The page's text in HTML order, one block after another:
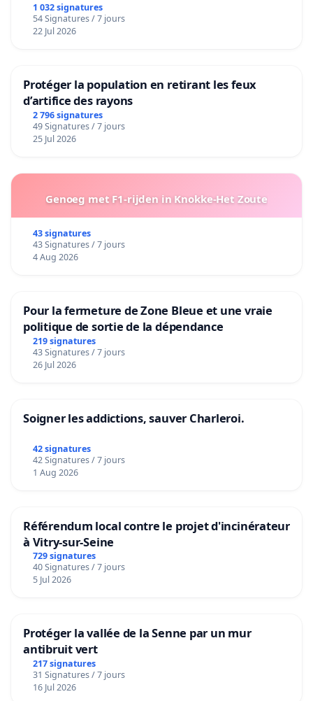
1 032 signatures
54 Signatures / 7 jours
22 Jul 2026
Protéger la population en retirant les feux
d’artifice des rayons
2 796 signatures
49 Signatures / 7 jours
25 Jul 2026
Genoeg met F1-rijden in Knokke-Het Zoute
43 signatures
43 Signatures / 7 jours
4 Aug 2026
Pour la fermeture de Zone Bleue et une vraie
politique de sortie de la dépendance
219 signatures
43 Signatures / 7 jours
26 Jul 2026
Soigner les addictions, sauver Charleroi.
42 signatures
42 Signatures / 7 jours
1 Aug 2026
Référendum local contre le projet d'incinérateur
à Vitry-sur-Seine
729 signatures
40 Signatures / 7 jours
5 Jul 2026
Protéger la vallée de la Senne par un mur
antibruit vert
217 signatures
31 Signatures / 7 jours
16 Jul 2026